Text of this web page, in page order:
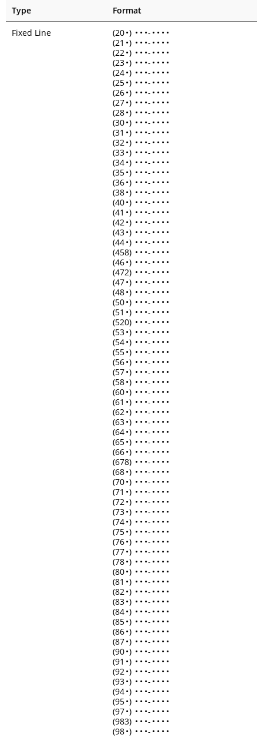
Type
Format
Fixed Line
(20•) • • •- • • • •
(21 •) • • •- • • • •
(22•) • • •- • • • •
(23•) • • •- • • • •
(24•) • • •- • • • •
(25•) • • •- • • • •
(26•) • • •- • • • •
(27•) • • •- • • • •
(28•) • • •- • • • •
(30•) • • •- • • • •
(31 •) • • •- • • • •
(32•) • • •- • • • •
(33•) • • •- • • • •
(34•) • • •- • • • •
(35•) • • •- • • • •
(36•) • • •- • • • •
(38•) • • •- • • • •
(40•) • • •- • • • •
(41 •) • • •- • • • •
(42•) • • •- • • • •
(43•) • • •- • • • •
(44•) • • •- • • • •
(458) • • •- • • • •
(46•) • • •- • • • •
(472) • • •- • • • •
(47•) • • •- • • • •
(48•) • • •- • • • •
(50•) • • •- • • • •
(51 •) • • •- • • • •
(520) • • •- • • • •
(53•) • • •- • • • •
(54•) • • •- • • • •
(55•) • • •- • • • •
(56•) • • •- • • • •
(57•) • • •- • • • •
(58•) • • •- • • • •
(60•) • • •- • • • •
(61 •) • • •- • • • •
(62•) • • •- • • • •
(63•) • • •- • • • •
(64•) • • •- • • • •
(65•) • • •- • • • •
(66•) • • •- • • • •
(678) • • •- • • • •
(68•) • • •- • • • •
(70•) • • •- • • • •
(71 •) • • •- • • • •
(72•) • • •- • • • •
(73•) • • •- • • • •
(74•) • • •- • • • •
(75•) • • •- • • • •
(76•) • • •- • • • •
(77•) • • •- • • • •
(78•) • • •- • • • •
(80•) • • •- • • • •
(81 •) • • •- • • • •
(82•) • • •- • • • •
(83•) • • •- • • • •
(84•) • • •- • • • •
(85•) • • •- • • • •
(86•) • • •- • • • •
(87•) • • •- • • • •
(90•) • • •- • • • •
(91 •) • • •- • • • •
(92•) • • •- • • • •
(93•) • • •- • • • •
(94•) • • •- • • • •
(95•) • • •- • • • •
(97•) • • •- • • • •
(983) • • •- • • • •
(98•) • • •- • • • •